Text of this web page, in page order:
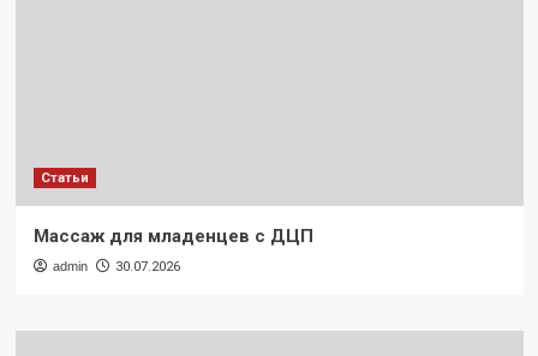
Статьи
Массаж для младенцев с ДЦП
admin 30.07.2026